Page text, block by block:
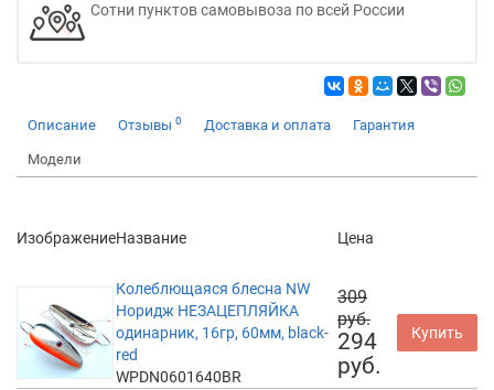
Сотни пунктов самовывоза по всей России
Описание Отзывы 0 Доставка и оплата Гарантия
Модели
ИзображениеНазвание Цена
Колеблющаяся блесна NW
Норидж НЕЗАЦЕПЛЯЙКА
одинарник, 16гр, 60мм, black-
red
WPDN0601640BR
309
руб.
294
руб.
Купить